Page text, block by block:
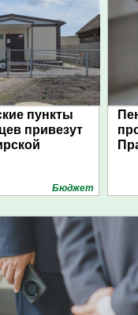
пункты
привезут
Бюджет